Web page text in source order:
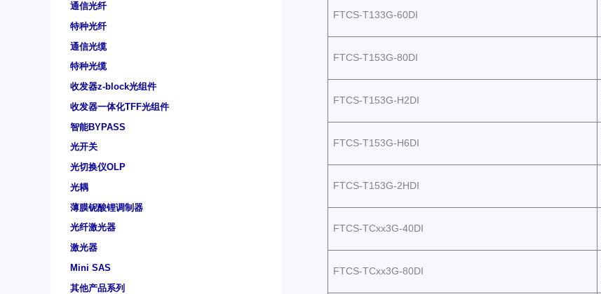
通信光纤
特种光纤
通信光缆
特种光缆
收发器z-block光组件
收发器一体化TFF光组件
智能BYPASS
光开关
光切换仪OLP
光耦
薄膜铌酸锂调制器
光纤激光器
激光器
Mini SAS
其他产品系列
FTCS-T133G-60DI
FTCS-T153G-80DI
FTCS-T153G-H2DI
FTCS-T153G-H6DI
FTCS-T153G-2HDI
FTCS-TCxx3G-40DI
FTCS-TCxx3G-80DI